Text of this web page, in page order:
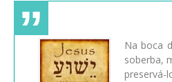
Na boca
soberba,
preservá-